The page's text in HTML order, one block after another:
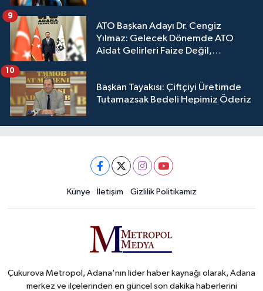
ATO Başkan Adayı Dr. Cengiz
Yılmaz: Gelecek Dönemde ATO
Aidat Gelirleri Faize Değil,
9
Başkan Tayakısı: Çiftçiyi Üretimde
Tutamazsak Bedeli Hepimiz Öderiz
10
Künye İletişim Gizlilik Politikamız
Çukurova Metropol, Adana'nın lider haber kaynağı olarak, Adana
merkez ve ilçelerinden en güncel son dakika haberlerini